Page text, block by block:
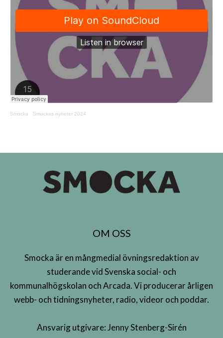
Smocka · Smockas nyheter 2024
OM OSS
Smocka är en mångmedial övningsredaktion av
studerande vid Svenska social- och
kommunalhögskolan och Arcada. Vi producerar årligen
webb- och tidningsnyheter, radio, videor och poddar.
Ansvarig utgivare: Jenny Stenberg-Sirén